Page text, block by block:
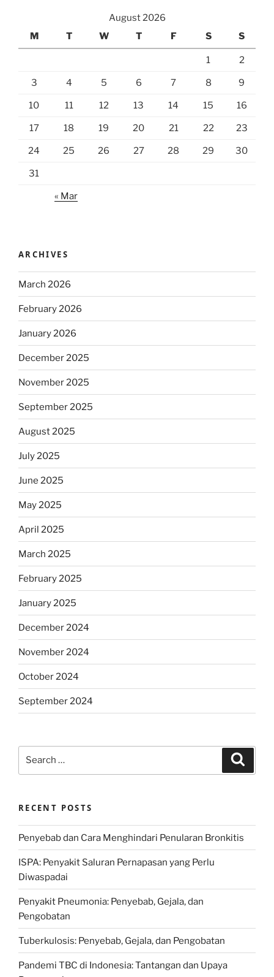
August 2026
M
T W T F S S
1 2
3 4 5 6 7 8 9
10 11 12 13 14 15 16
17 18 19 20 21 22 23
24 25 26 27 28 29 30
31
« Mar
ARCHIVES
March 2026
February 2026
January 2026
December 2025
November 2025
September 2025
August 2025
July 2025
June 2025
May 2025
April 2025
March 2025
February 2025
January 2025
December 2024
November 2024
October 2024
September 2024
RECENT POSTS
Penyebab dan Cara Menghindari Penularan Bronkitis
ISPA: Penyakit Saluran Pernapasan yang Perlu
Diwaspadai
Penyakit Pneumonia: Penyebab, Gejala, dan
Pengobatan
Tuberkulosis: Penyebab, Gejala, dan Pengobatan
Pandemi TBC di Indonesia: Tantangan dan Upaya